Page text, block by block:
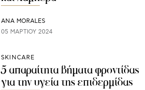
ANA MORALES
05 ΜΑΡΤΊΟΥ 2024
SKINCARE
5 απαραίτητα βήματα φροντίδας
για την υγεία της επιδερμίδας